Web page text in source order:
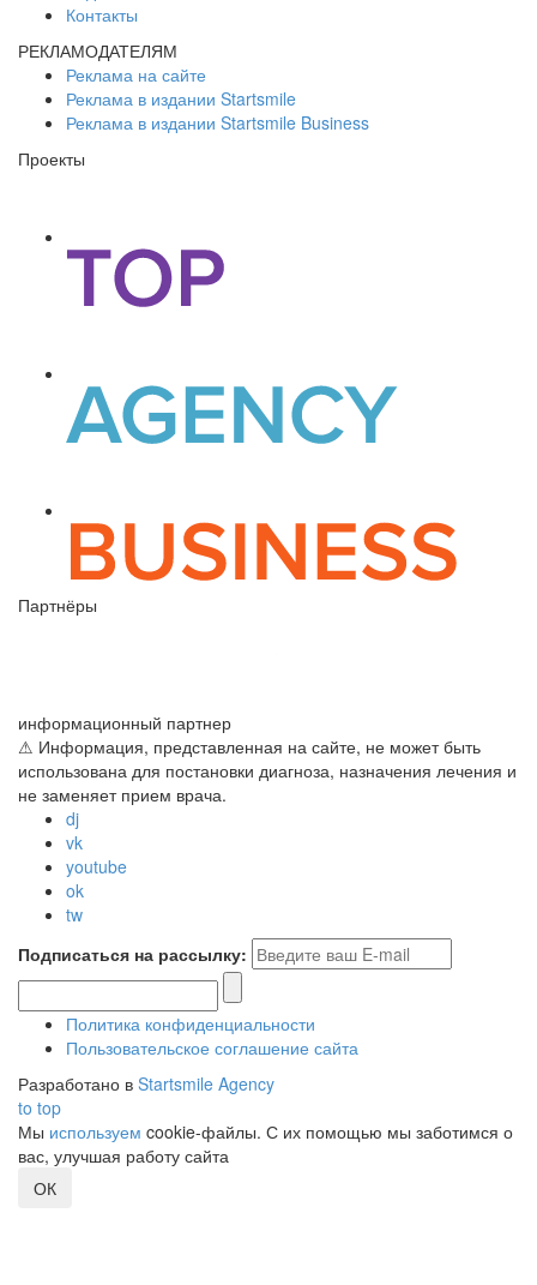
Контакты
РЕКЛАМОДАТЕЛЯМ
Реклама на сайте
Реклама в издании Startsmile
Реклама в издании Startsmile Business
Проекты
Партнёры
информационный партнер
⚠ Информация, представленная на сайте, не может быть
использована для постановки диагноза, назначения лечения и
не заменяет прием врача.
dj
vk
youtube
ok
tw
Подписаться на рассылку:
Политика конфиденциальности
Пользовательское соглашение сайта
Разработано в Startsmile Agency
to top
Мы используем cookie-файлы. С их помощью мы заботимся о
вас, улучшая работу сайта
ОК